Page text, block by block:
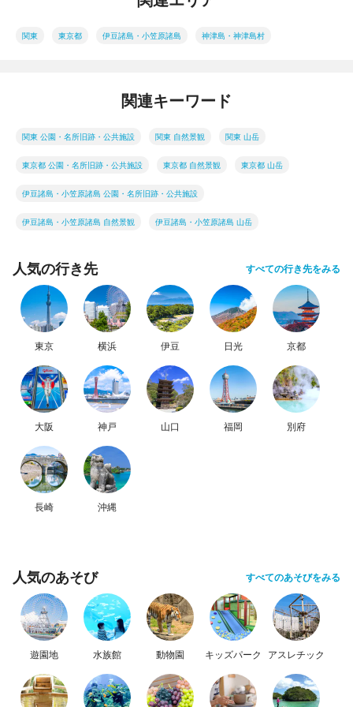
関東 東京都 伊豆諸島・小笠原諸島 神津島・神津島村
関連キーワード
関東 公園・名所旧跡・公共施設 関東 自然景観 関東 山岳
東京都 公園・名所旧跡・公共施設 東京都 自然景観 東京都 山岳
伊豆諸島・小笠原諸島 公園・名所旧跡・公共施設
伊豆諸島・小笠原諸島 自然景観 伊豆諸島・小笠原諸島 山岳
人気の行き先 すべての行き先をみる
東京 横浜 伊豆 日光 京都
大阪 神戸 山口 福岡 別府
長崎 沖縄
人気のあそび すべてのあそびをみる
遊園地 水族館 動物園 キッズパーク アスレチック